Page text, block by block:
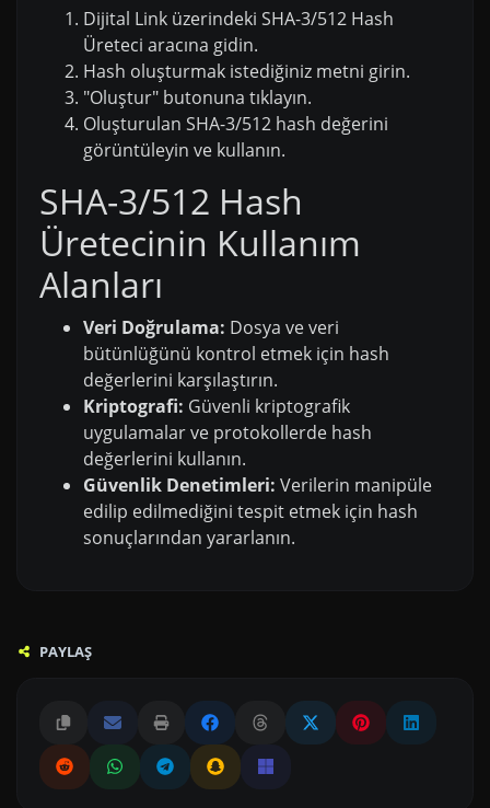
Dijital Link üzerindeki SHA-3/512 Hash
Üreteci aracına gidin.
Hash oluşturmak istediğiniz metni girin.
"Oluştur" butonuna tıklayın.
Oluşturulan SHA-3/512 hash değerini
görüntüleyin ve kullanın.
SHA-3/512 Hash
Üretecinin Kullanım
Alanları
Veri Doğrulama: Dosya ve veri
bütünlüğünü kontrol etmek için hash
değerlerini karşılaştırın.
Kriptografi: Güvenli kriptografik
uygulamalar ve protokollerde hash
değerlerini kullanın.
Güvenlik Denetimleri: Verilerin manipüle
edilip edilmediğini tespit etmek için hash
sonuçlarından yararlanın.
PAYLAŞ